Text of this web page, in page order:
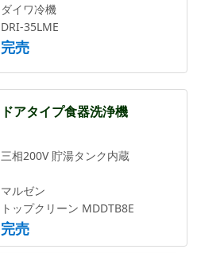
ダイワ冷機
DRI-35LME
完売
ドアタイプ食器洗浄機
三相200V 貯湯タンク内蔵
マルゼン
トップクリーン MDDTB8E
完売